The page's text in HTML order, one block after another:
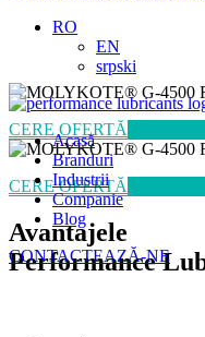
RO
EN
srpski
Acasă
Branduri
Industrii
Companie
Blog
CONTACTEAZĂ-NE
MOLYKOTE®
Purpose
CERE OFERTĂ
CERE OFERTĂ
Avantajele
Performance